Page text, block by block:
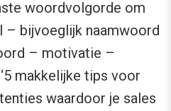
woordvolgorde om
– bijvoeglijk naamwoord
– motivatie –
makkelijke tips voor
waardoor je sales